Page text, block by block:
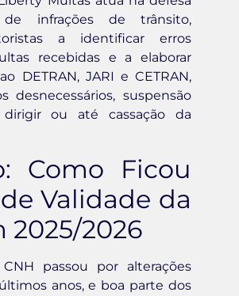
de infrações de trânsito,
a identificar erros
recebidas e a elaborar
DETRAN, JARI e CETRAN,
desnecessários, suspensão
ou até cassação da
Como Ficou
Validade da
2025/2026
passou por alterações
anos, e boa parte dos